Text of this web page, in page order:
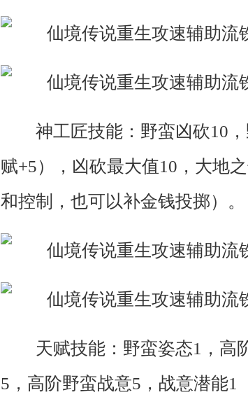
神工匠技能：野蛮凶砍10
赋+5），凶砍最大值10，大地
和控制，也可以补金钱投掷）。
天赋技能：野蛮姿态1，高
5，高阶野蛮战意5，战意潜能1